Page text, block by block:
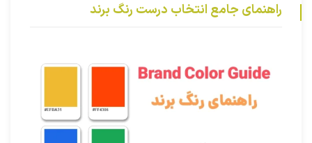
راهنمای جامع انتخاب درست رنگ برند